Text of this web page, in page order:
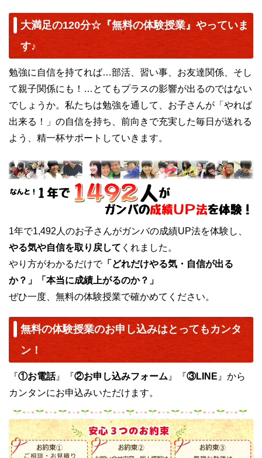
大満足の120分☆『無料の体験授業』やっていま
す♪
勉強に自信を持てれば…部活、習い事、お友達関係、そし
て親子関係にも！…とてもプラスの影響が出るのではない
でしょうか。私たちは勉強を通して、お子さんが「やれば
出来る！」の自信を持ち、前向きで充実した毎日が送れる
よう、精一杯サポートしていきます。
1年で1,492人のお子さんがガンバの成績UP法を体験し、
やる気や自信を取り戻して くれました。
やり方がわかるだけで「どれだけやる気・自信が出る
か？」「本当に成績上がるのか？」
ぜひ一度、無料の体験授業で確かめてください。
無料の体験授業のお申し込みはとってもカンタ
ン！
『①お電話』『②お申し込みフォーム 』『③LINE 』から
カンタンにお申込みいただけます。